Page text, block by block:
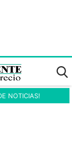
NOTICIAS!